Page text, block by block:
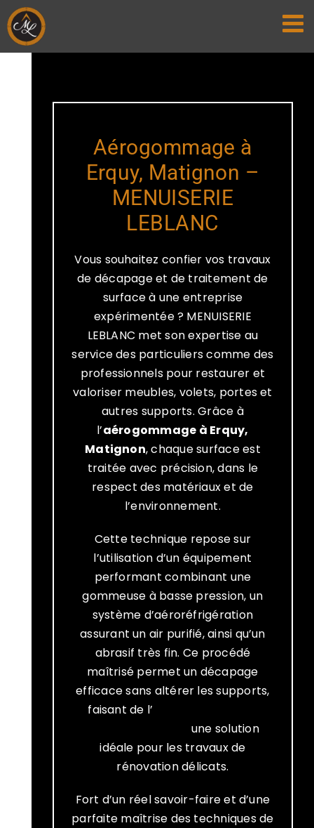
Passer
au
contenu
Aérogommage à
Erquy, Matignon –
MENUISERIE
LEBLANC
Vous souhaitez confier vos travaux
de décapage et de traitement de
surface à une entreprise
expérimentée ? MENUISERIE
LEBLANC met son expertise au
service des particuliers comme des
professionnels pour restaurer et
valoriser meubles, volets, portes et
autres supports. Grâce à
l’aérogommage à Erquy,
Matignon, chaque surface est
traitée avec précision, dans le
respect des matériaux et de
l’environnement.
Cette technique repose sur
l’utilisation d’un équipement
performant combinant une
gommeuse à basse pression, un
système d’aéroréfrigération
assurant un air purifié, ainsi qu’un
abrasif très fin. Ce procédé
maîtrisé permet un décapage
efficace sans altérer les supports,
faisant de l’
une solution
idéale pour les travaux de
rénovation délicats.
Fort d’un réel savoir-faire et d’une
parfaite maîtrise des techniques de